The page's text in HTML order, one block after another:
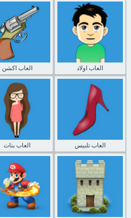
العاب اكشن العاب اولاد
العاب بنات العاب تلبيس